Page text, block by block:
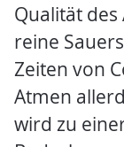
Qualität
reine
Zeiten von
Atmen
wird zu